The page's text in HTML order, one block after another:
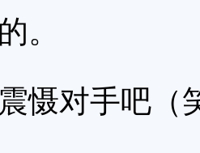
。
慑对手吧（